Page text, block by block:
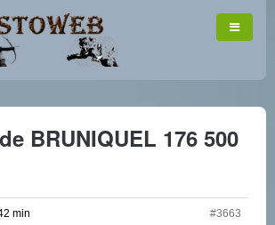
BRUNIQUEL 176 500
min #3663